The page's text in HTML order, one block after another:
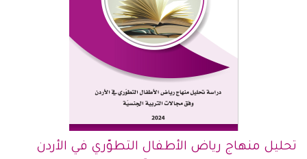
تحليل منهاج رياض الأطفال التطوّري في الأردن